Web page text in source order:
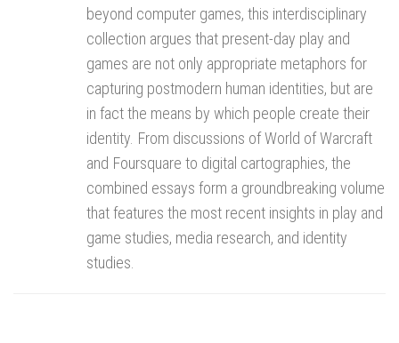
beyond computer games, this interdisciplinary
collection argues that present-day play and
games are not only appropriate metaphors for
capturing postmodern human identities, but are
in fact the means by which people create their
identity. From discussions of World of Warcraft
and Foursquare to digital cartographies, the
combined essays form a groundbreaking volume
that features the most recent insights in play and
game studies, media research, and identity
studies.